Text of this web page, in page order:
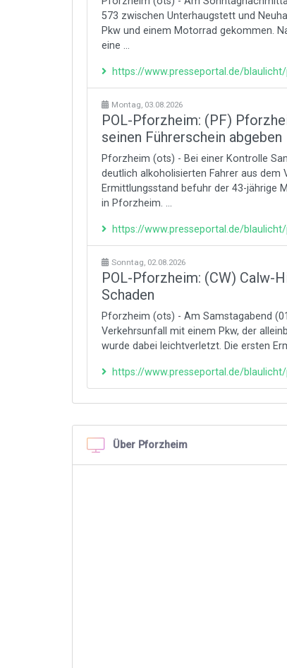
573 zwischen Unterhaugstett und
Pkw und einem Motorrad gekommen.
eine ...
https://www.presseportal.de/
Montag, 03.08.2026
POL-Pforzheim: (PF)
seinen Führerschein abgeben
Pforzheim (ots) - Bei einer Kontrolle
deutlich alkoholisierten Fahrer aus dem
Ermittlungsstand befuhr der 43-jährige
in Pforzheim. ...
https://www.presseportal.de/
Sonntag, 02.08.2026
POL-Pforzheim: (CW) Calw-
Schaden
Pforzheim (ots) - Am Samstagabend
Verkehrsunfall mit einem Pkw, der
wurde dabei leichtverletzt. Die ersten
https://www.presseportal.de/
Über Pforzheim